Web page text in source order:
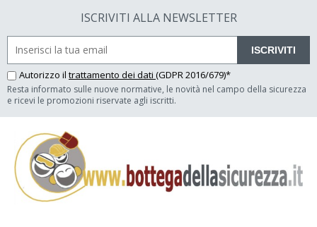
ISCRIVITI ALLA NEWSLETTER
ISCRIVITI
Autorizzo il trattamento dei dati (GDPR 2016/679)*
Resta informato sulle nuove normative, le novità nel campo della sicurezza
e ricevi le promozioni riservate agli iscritti.